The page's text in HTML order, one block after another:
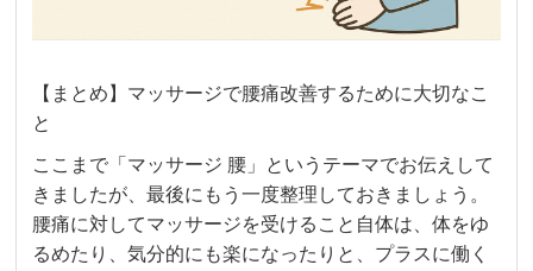
【まとめ】マッサージで腰痛改善するために大切なこ
と
ここまで「マッサージ 腰」というテーマでお伝えして
きましたが、最後にもう一度整理しておきましょう。
腰痛に対してマッサージを受けること自体は、体をゆ
るめたり、気分的にも楽になったりと、プラスに働く